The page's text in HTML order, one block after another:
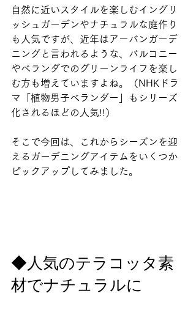
自然に近いスタイルを楽しむイングリ
ッシュガーデンやナチュラルな庭作り
も人気ですが、近年はアーバンガーデ
ニングと言われるような、バルコニー
やべランダでのグリーンライフを楽し
む方も増えていますよね。（NHKドラ
マ「植物男子ベランダー」もシリーズ
化されるほどの人気!!）
そこで今回は、これからシーズンを迎
えるガーデニングアイテムをいくつか
ピックアップしてみました。
◆人気のテラコッタ素
材でナチュラルに